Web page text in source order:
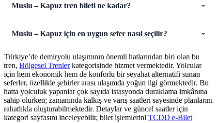
Muslu – Kapuz tren bileti ne kadar?
Muslu – Kapuz için en uygun sefer nasıl seçilir?
Türkiye’de demiryolu ulaşımının önemli hatlarından biri olan bu
tren, Bölgesel Trenlerkategorisinde hizmet vermektedir. Yolcular
için hem ekonomik hem de konforlu bir seyahat alternatifi sunan
seferler, özellikle şehirler arası ulaşımda yoğun ilgi görmektedir. Bu
hatta yolculuk yapanlar çok sayıda istasyonda duraklama imkânına
sahip olurken; zamanında kalkış ve varış saatleri sayesinde planlarını
rahatlıkla oluşturabilmektedir. Detaylar ve güncel saatler için
kategori sayfasını inceleyebilir, bilet işlemlerini TCDD e-Bilet